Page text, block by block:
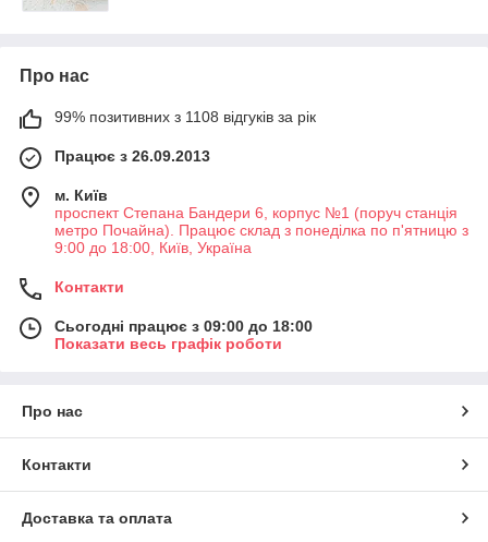
Про нас
99% позитивних з 1108 відгуків за рік
Працює з 26.09.2013
м. Київ
проспект Степана Бандери 6, корпус №1 (поруч станція
метро Почайна). Працює склад з понеділка по п'ятницю з
9:00 до 18:00, Київ, Україна
Контакти
Сьогодні працює з 09:00 до 18:00
Показати весь графік роботи
Про нас
Контакти
Доставка та оплата